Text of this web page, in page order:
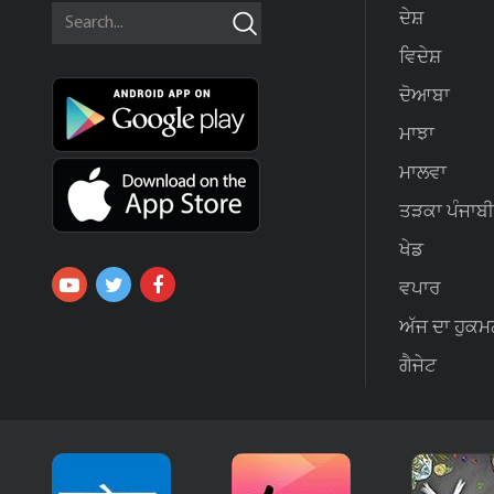
ਦੇਸ਼
ਵਿਦੇਸ਼
ਦੋਆਬਾ
ਮਾਝਾ
ਮਾਲਵਾ
ਤੜਕਾ ਪੰਜਾਬੀ
ਖੇਡ
ਵਪਾਰ
ਅੱਜ ਦਾ
ਗੈਜੇਟ